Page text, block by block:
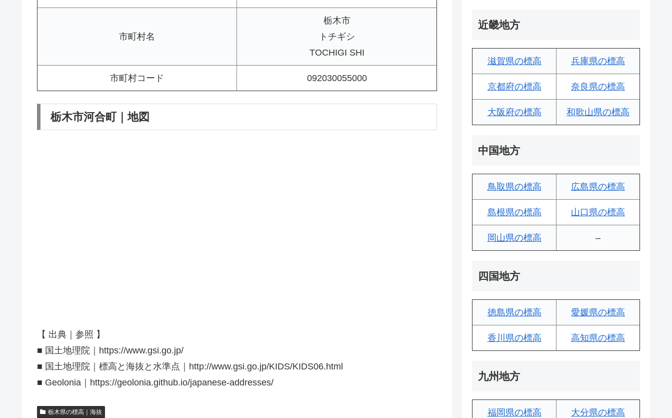
市町村名
栃木市
トチギシ
TOCHIGI SHI
市町村コード 092030055000
栃木市河合町｜地図
【 出典｜参照 】
■ 国土地理院｜https://www.gsi.go.jp/
■ 国土地理院｜標高と海抜と水準点｜http://www.gsi.go.jp/KIDS/KIDS06.html
■ Geolonia｜https://geolonia.github.io/japanese-addresses/
栃木県の標高｜海抜
近畿地方
滋賀県の標高 兵庫県の標高
京都府の標高 奈良県の標高
大阪府の標高 和歌山県の標高
中国地方
鳥取県の標高 広島県の標高
島根県の標高 山口県の標高
岡山県の標高 –
四国地方
徳島県の標高 愛媛県の標高
香川県の標高 高知県の標高
九州地方
福岡県の標高 大分県の標高